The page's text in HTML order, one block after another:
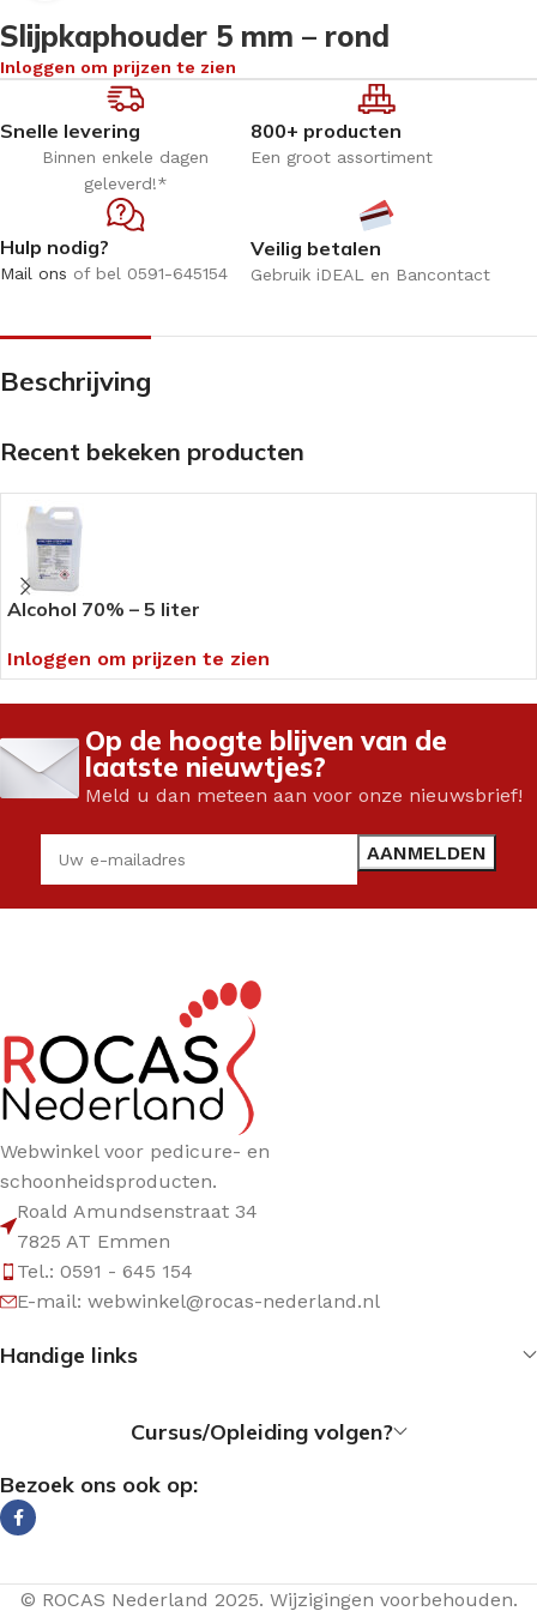
Slijpkaphouder 5 mm – rond
Inloggen om prijzen te zien
Snelle levering
Binnen enkele dagen
geleverd!*
800+ producten
Een groot assortiment
Hulp nodig?
Mail ons of bel 0591-645154
Veilig betalen
Gebruik iDEAL en Bancontact
Beschrijving
Recent bekeken producten
Alcohol 70% – 5 liter
Inloggen om prijzen te zien
Op de hoogte blijven van de
laatste nieuwtjes?
Meld u dan meteen aan voor onze nieuwsbrief!
Webwinkel voor pedicure- en
schoonheidsproducten.
Roald Amundsenstraat 34
7825 AT Emmen
Tel.: 0591 - 645 154
E-mail: webwinkel@rocas-nederland.nl
Handige links
Cursus/Opleiding volgen?
Bezoek ons ook op:
© ROCAS Nederland 2025. Wijzigingen voorbehouden.